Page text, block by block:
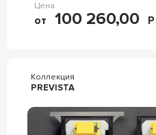
Цена
от 100 260,00 Р
Коллекция
PREVISTA